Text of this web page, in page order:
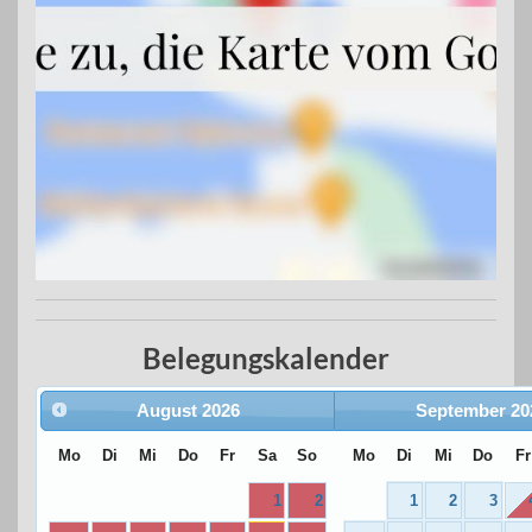
Belegungskalender
August 2026
Mo Di Mi Do Fr Sa So
1 2
September
Mo Di Mi Do Fr
1 2 3